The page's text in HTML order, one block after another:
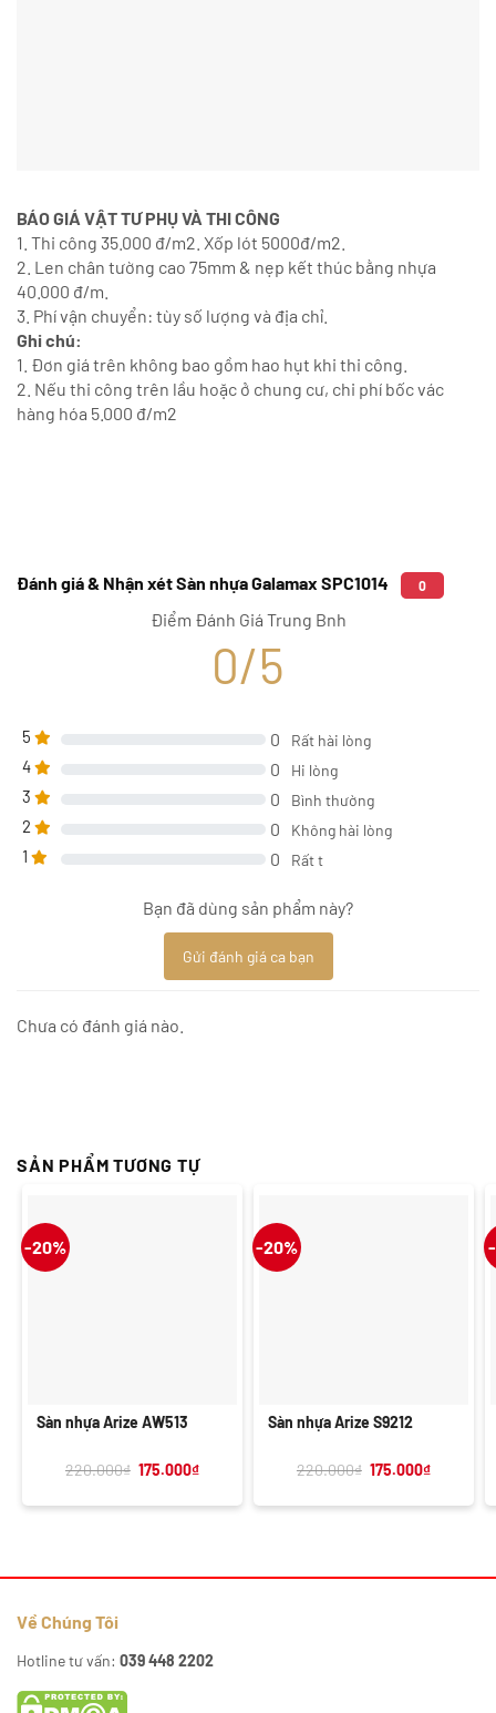
BÁO GIÁ VẬT TƯ PHỤ VÀ THI CÔNG
1. Thi công 35.000 đ/m2. Xốp lót 5000đ/m2.
2. Len chân tường cao 75mm & nẹp kết thúc bằng nhựa
40.000 đ/m.
3. Phí vận chuyển: tùy số lượng và địa chỉ.
Ghi chú:
1. Đơn giá trên không bao gồm hao hụt khi thi công.
2. Nếu thi công trên lầu hoặc ở chung cư, chi phí bốc vác
hàng hóa 5.000 đ/m2
Đánh giá & Nhận xét Sàn nhựa Galamax SPC1014 0
Điểm Đánh Giá Trung Bnh
0/5
5 0 Rất hài lòng
4 0 Hi lòng
3 0 Bình thường
2 0 Không hài lòng
1 0 Rất t
Bạn đã dùng sản phẩm này?
Gửi đánh giá ca bạn
Chưa có đánh giá nào.
SẢN PHẨM TƯƠNG TỰ
-20%
Sàn nhựa Arize AW513
220.000₫ Giá
220.000₫.
175.000₫Giá
là:
-20%
Sàn nhựa Arize S9212
220.000₫ Giá
220.000₫.
175.000₫Giá
là:
Về Chúng Tôi
Hotline tư vấn: 039 448 2202